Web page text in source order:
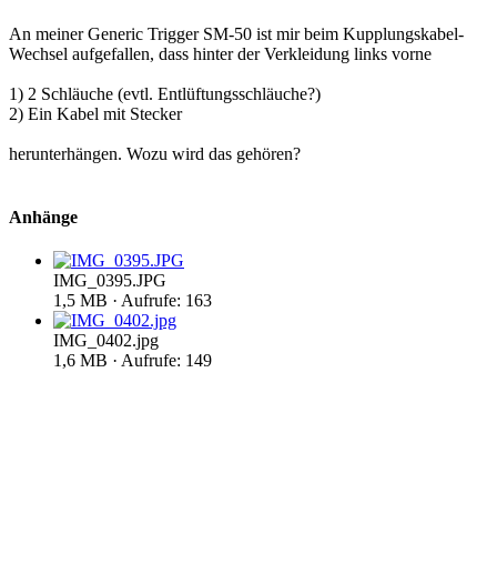
An meiner Generic Trigger SM-50 ist mir beim Kupplungskabel-
Wechsel aufgefallen, dass hinter der Verkleidung links vorne
1) 2 Schläuche (evtl. Entlüftungsschläuche?)
2) Ein Kabel mit Stecker
herunterhängen. Wozu wird das gehören?
Anhänge
IMG_0395.JPG
1,5 MB · Aufrufe: 163
IMG_0402.jpg
1,6 MB · Aufrufe: 149